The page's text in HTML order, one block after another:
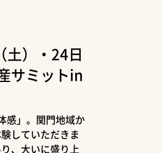
土）・24日
サミットin
感」。関門地域か
していただきま
、大いに盛り上